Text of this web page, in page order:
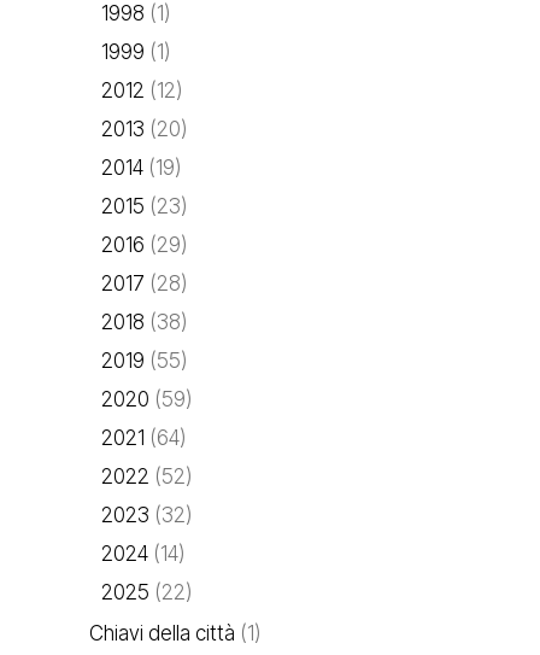
1998 (1)
1999 (1)
2012 (12)
2013 (20)
2014 (19)
2015 (23)
2016 (29)
2017 (28)
2018 (38)
2019 (55)
2020 (59)
2021 (64)
2022 (52)
2023 (32)
2024 (14)
2025 (22)
Chiavi della città (1)